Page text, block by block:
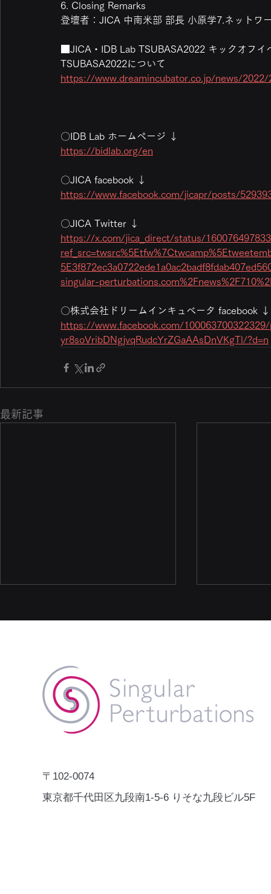
6. Closing Remarks
登壇者：JICA 中南米部 部長 小原学7.ネットワ
■JICA・IDB Lab TSUBASA2022 キックオフ
TSUBASA2022について
https://www.dreamincubator.co.jp/news/2022/
〇IDB Lab ホームページ ↓
https://bidlab.org/en
〇JICA facebook ↓
https://www.facebook.com/jicapr/posts/
〇JICA Twitter ↓
https://x.com/jica_direct/status/
singular-
〇株式会社ドリームインキュベータ facebook ↓
https://www.facebook.com/
yr8soVribDNgjvqRudcYrZGaAAsDnVKgTl/?d=n
最新記事
「Digital X Solution
NABI」が、国連開発計画
（UNDP）の「Digital X Solution
Catalogue」に掲載されました。
Digital X Solution Catalogueは、
Human SecurityやSDGsの推進に
各国政府が参照できるグロー
秋葉原の
のインタビ
〒102-0074
東京都千代田区九段南1-5-6 りそな九段ビル5F